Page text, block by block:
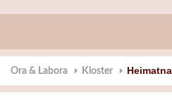
Ora & Labora Kloster